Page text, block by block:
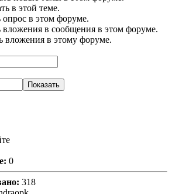
в этой теме.
опрос в этом форуме.
вложения в сообщения в этом форуме.
вложения в этому форуме.
Показать
0
318